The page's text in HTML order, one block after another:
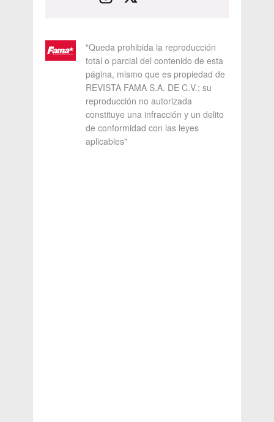
"Queda prohibida la reproducción
total o parcial del contenido de esta
página, mismo que es propiedad de
REVISTA FAMA S.A. DE C.V.; su
reproducción no autorizada
constituye una infracción y un delito
de conformidad con las leyes
aplicables"